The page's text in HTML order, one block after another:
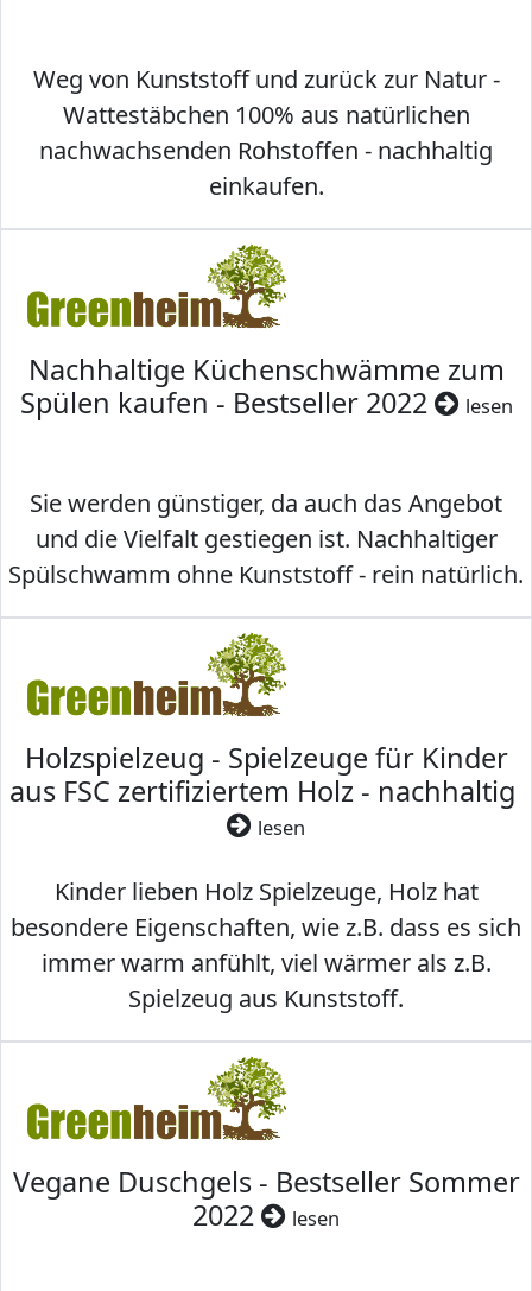
Weg von Kunststoff und zurück zur Natur -
Wattestäbchen 100% aus natürlichen
nachwachsenden Rohstoffen - nachhaltig
einkaufen.
Nachhaltige Küchenschwämme zum
Spülen kaufen - Bestseller 2022
lesen
Sie werden günstiger, da auch das Angebot
und die Vielfalt gestiegen ist. Nachhaltiger
Spülschwamm ohne Kunststoff - rein natürlich.
Holzspielzeug - Spielzeuge für Kinder
aus FSC zertifiziertem Holz - nachhaltig
lesen
Kinder lieben Holz Spielzeuge, Holz hat
besondere Eigenschaften, wie z.B. dass es sich
immer warm anfühlt, viel wärmer als z.B.
Spielzeug aus Kunststoff.
Vegane Duschgels - Bestseller Sommer
2022
lesen